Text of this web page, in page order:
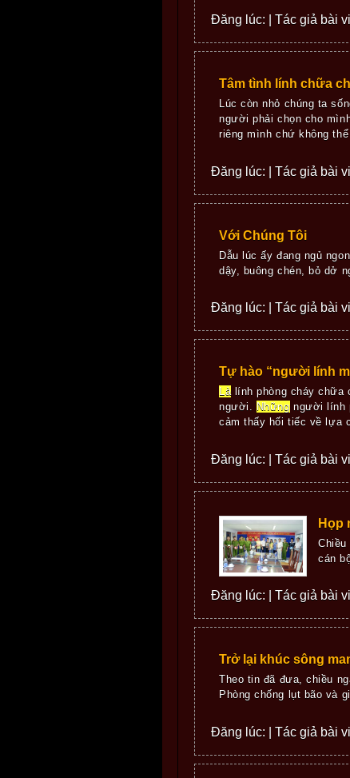
Đăng lúc: | Tác giả bài
Tâm tình lính chữa
Lúc còn nhỏ chúng ta
người phải chọn cho
riêng mình chứ không
Đăng lúc: | Tác giả bài
Với Chúng Tôi
Dẫu lúc ấy đang ngủ
dậy, buông chén, bỏ dở
Đăng lúc: | Tác giả bài
Tự hào “người lính
Làlính phòng cháy chữa
người. Những người lính
cảm thấy hối tiếc về lựa
Đăng lúc: | Tác giả bài
Họp
cán
Đăng lúc: | Tác giả bài
Trở lại khúc sông
Theo tin đã đưa, chiều
Phòng chống lụt bão và
Đăng lúc: | Tác giả bài